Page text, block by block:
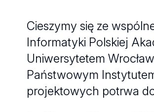
Cieszymy się ze
Informatyki Polskiej
Uniwersytetem
Państwowym
projektowych potrwa